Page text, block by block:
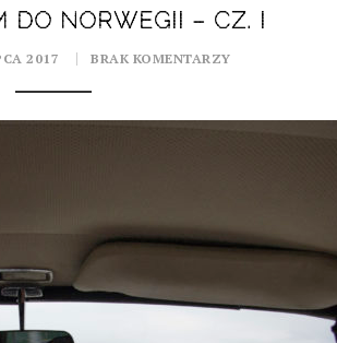
DO NORWEGII – CZ. I
2017 BRAK KOMENTARZY